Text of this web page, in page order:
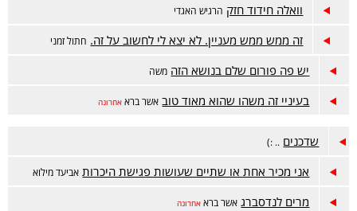
וואלה חידוד חזק הרגיש האגדי
זה ממש ממש מעניין. לא יצא לי לחשוב על זה. חתול זמני
יש פה פורום שלם בנושא הזה משה
בעיניי זה משהו שהוא מאוד טוב אשר ברא אחרונה
שדכנים .. :)
אני מכיר אחת או שתיים שעושות פגישת היכרות אביעד מילוא
מרים לנדסברג אשר ברא אחרונה